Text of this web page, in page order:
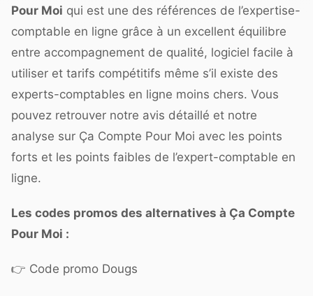
Pour Moi qui est une des références de l’expertise-
comptable en ligne grâce à un excellent équilibre
entre accompagnement de qualité, logiciel facile à
utiliser et tarifs compétitifs même s’il existe des
experts-comptables en ligne moins chers. Vous
pouvez retrouver notre avis détaillé et notre
analyse sur Ça Compte Pour Moi avec les points
forts et les points faibles de l’expert-comptable en
ligne.
Les codes promos des alternatives à Ça Compte
Pour Moi :
👉 Code promo Dougs